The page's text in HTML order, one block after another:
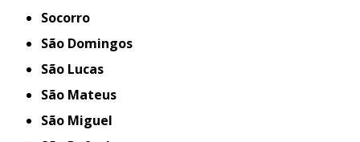
Socorro
São Domingos
São Lucas
São Mateus
São Miguel